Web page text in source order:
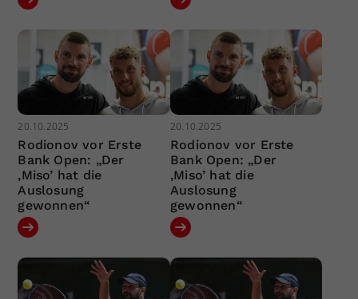
20.10.2025
Rodionov vor Erste
Bank Open: „Der
‚Miso’ hat die
Auslosung
gewonnen“
20.10.2025
Rodionov vor Erste
Bank Open: „Der
‚Miso’ hat die
Auslosung
gewonnen“